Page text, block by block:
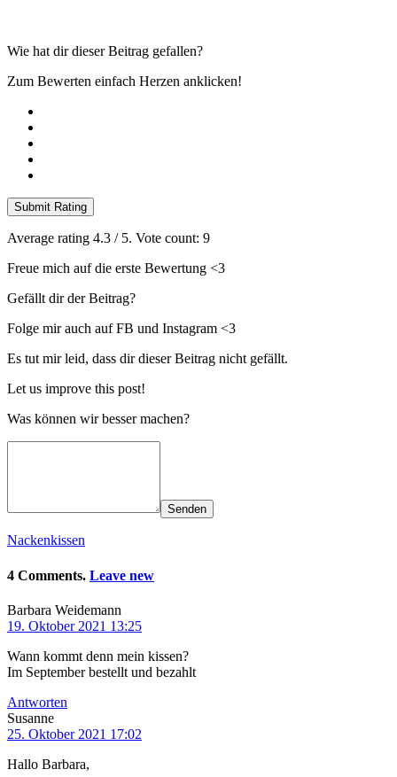
Wie hat dir dieser Beitrag gefallen?
Zum Bewerten einfach Herzen anklicken!
Submit Rating
Average rating 4.3 / 5. Vote count: 9
Freue mich auf die erste Bewertung <3
Gefällt dir der Beitrag?
Folge mir auch auf FB und Instagram <3
Es tut mir leid, dass dir dieser Beitrag nicht gefällt.
Let us improve this post!
Was können wir besser machen?
Senden
Nackenkissen
4 Comments. Leave new
Barbara Weidemann
19. Oktober 2021 13:25
Wann kommt denn mein kissen?
Im September bestellt und bezahlt
Antworten
Susanne
25. Oktober 2021 17:02
Hallo Barbara,